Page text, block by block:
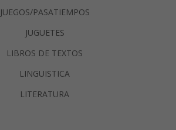
JUEGOS/PASATIEMPOS
JUGUETES
LIBROS DE TEXTOS
LINGUISTICA
LITERATURA